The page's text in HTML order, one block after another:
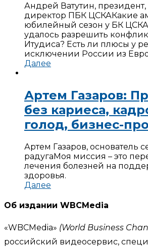
Андрей Ватутин,
директор ПБК ЦСКАКакие
юбилейный сезон у БК
удалось разрешить
Итудиса? Есть ли плюсы у
исключении России из
Далее
Артем Газаров:
без кариеса,
голод, бизнес-
Артем Газаров, основатель
радугаМоя миссия – это
лечения болезней на
здоровья.
Далее
Об издании WBCMedia
«WBCMedia» (World Business
российский видеосервис,